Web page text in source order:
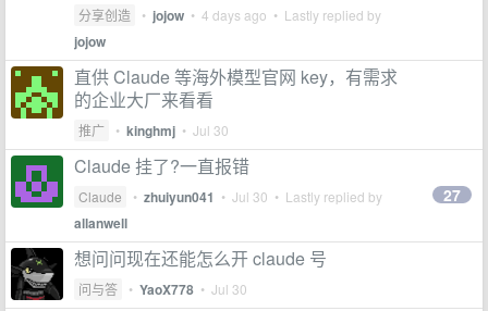
分享创造 • jojow • 4 days ago • Lastly replied by
jojow
直供 Claude 等海外模型官网 key，有需求
的企业大厂来看看
推广 • kinghmj • Jul 30
Claude 挂了?一直报错
Claude • zhuiyun041 • Jul 30 • Lastly replied by
allanwell
27
想问问现在还能怎么开 claude 号
问与答 • YaoX778 • Jul 30